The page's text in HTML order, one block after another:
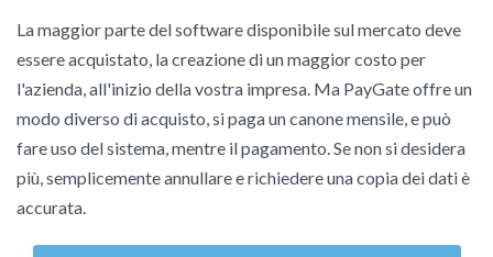
La maggior parte del software disponibile sul mercato deve
essere acquistato, la creazione di un maggior costo per
l'azienda, all'inizio della vostra impresa. Ma PayGate offre un
modo diverso di acquisto, si paga un canone mensile, e può
fare uso del sistema, mentre il pagamento. Se non si desidera
più, semplicemente annullare e richiedere una copia dei dati è
accurata.